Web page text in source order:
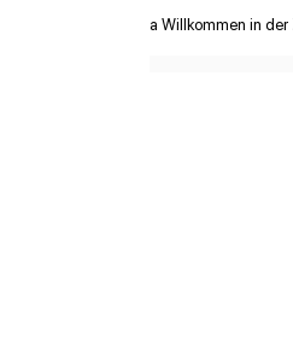
a Willkommen in